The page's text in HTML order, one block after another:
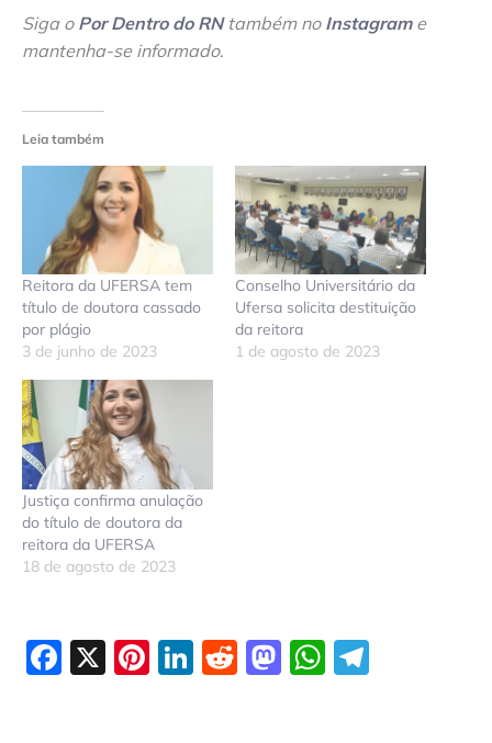
Siga o Por Dentro do RNtambém no Instagrame
mantenha-se informado.
Leia também
Reitora da UFERSA tem
título de doutora cassado
por plágio
3 de junho de 2023
Conselho Universitário da
Ufersa solicita destituição
da reitora
1 de agosto de 2023
Justiça confirma anulação
do título de doutora da
reitora da UFERSA
18 de agosto de 2023
Facebook
X Pinterest
LinkedIn
Reddit
Mastodon